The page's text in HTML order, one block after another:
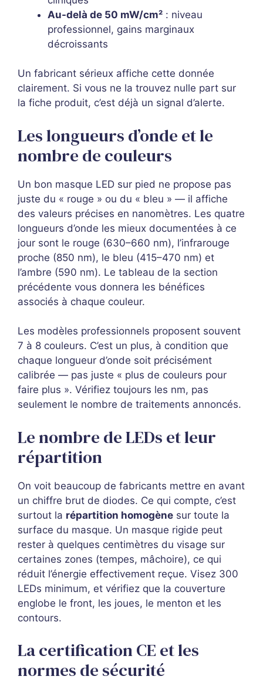
Au-delà de 50 mW/cm² : niveau
professionnel, gains marginaux
décroissants
Un fabricant sérieux affiche cette donnée
clairement. Si vous ne la trouvez nulle part sur
la fiche produit, c’est déjà un signal d’alerte.
Les longueurs d’onde et le
nombre de couleurs
Un bon masque LED sur pied ne propose pas
juste du « rouge » ou du « bleu » — il affiche
des valeurs précises en nanomètres. Les quatre
longueurs d’onde les mieux documentées à ce
jour sont le rouge (630–660 nm), l’infrarouge
proche (850 nm), le bleu (415–470 nm) et
l’ambre (590 nm). Le tableau de la section
précédente vous donnera les bénéfices
associés à chaque couleur.
Les modèles professionnels proposent souvent
7 à 8 couleurs. C’est un plus, à condition que
chaque longueur d’onde soit précisément
calibrée — pas juste « plus de couleurs pour
faire plus ». Vérifiez toujours les nm, pas
seulement le nombre de traitements annoncés.
Le nombre de LEDs et leur
répartition
On voit beaucoup de fabricants mettre en avant
un chiffre brut de diodes. Ce qui compte, c’est
surtout la répartition homogène sur toute la
surface du masque. Un masque rigide peut
rester à quelques centimètres du visage sur
certaines zones (tempes, mâchoire), ce qui
réduit l’énergie effectivement reçue. Visez 300
LEDs minimum, et vérifiez que la couverture
englobe le front, les joues, le menton et les
contours.
La certification CE et les
normes de sécurité